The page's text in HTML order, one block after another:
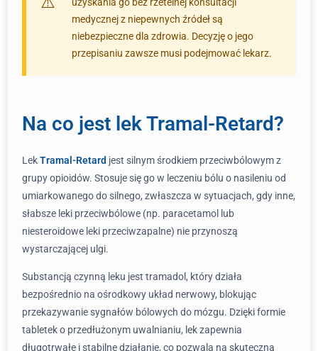
medycznej z niepewnych źródeł są
niebezpieczne dla zdrowia. Decyzję o jego
przepisaniu zawsze musi podejmować lekarz.
Na co jest lek Tramal-Retard?
LekTramal-Retard jest silnym środkiem przeciwbólowym z
grupy opioidów. Stosuje się go w leczeniu bólu o nasileniu od
umiarkowanego do silnego, zwłaszcza w sytuacjach, gdy inne,
słabsze leki przeciwbólowe (np. paracetamol lub
niesteroidowe leki przeciwzapalne) nie przynoszą
wystarczającej ulgi.
Substancją czynną leku jest tramadol, który działa
bezpośrednio na ośrodkowy układ nerwowy, blokując
przekazywanie sygnałów bólowych do mózgu. Dzięki formie
tabletek o przedłużonym uwalnianiu, lek zapewnia
długotrwałe i stabilne działanie, co pozwala na skuteczną